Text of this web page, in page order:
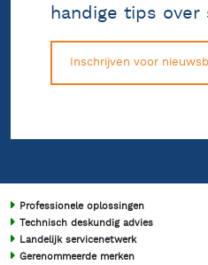
handige tips over
Inschrijven voor
Professionele oplossingen
Technisch deskundig advies
Landelijk servicenetwerk
Gerenommeerde merken